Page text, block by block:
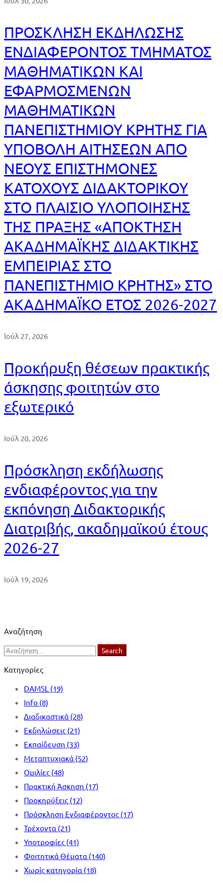
ΠΡΟΣΚΛΗΣΗ ΕΚΔΗΛΩΣΗΣ
ΕΝΔΙΑΦΕΡΟΝΤΟΣ ΤΜΗΜΑΤΟΣ
ΜΑΘΗΜΑΤΙΚΩΝ ΚΑΙ
ΕΦΑΡΜΟΣΜΕΝΩΝ
ΜΑΘΗΜΑΤΙΚΩΝ
ΠΑΝΕΠΙΣΤΗΜΙΟΥ ΚΡΗΤΗΣ ΓΙΑ
ΥΠΟΒΟΛΗ ΑΙΤΗΣΕΩΝ ΑΠΟ
ΝΕΟΥΣ ΕΠΙΣΤΗΜΟΝΕΣ
ΚΑΤΟΧΟΥΣ ΔΙΔΑΚΤΟΡΙΚΟΥ
ΣΤΟ ΠΛΑΙΣΙΟ ΥΛΟΠΟΙΗΣΗΣ
ΤΗΣ ΠΡΑΞΗΣ «ΑΠΟΚΤΗΣΗ
ΑΚΑΔΗΜΑΪΚΗΣ ΔΙΔΑΚΤΙΚΗΣ
ΕΜΠΕΙΡΙΑΣ ΣΤΟ
ΠΑΝΕΠΙΣΤΗΜΙΟ ΚΡΗΤΗΣ» ΣΤΟ
ΑΚΑΔΗΜΑΪΚΟ ΕΤΟΣ 2026-2027
Ιούλ 27, 2026
Προκήρυξη θέσεων πρακτικής
άσκησης φοιτητών στο
εξωτερικό
Ιούλ 20, 2026
Πρόσκληση εκδήλωσης
ενδιαφέροντος για την
εκπόνηση Διδακτορικής
Διατριβής, ακαδημαϊκού έτους
2026-27
Ιούλ 19, 2026
Αναζήτηση
Search
Search
Κατηγορίες
DAMSL (19)
Info (8)
Διαδικαστικά (28)
Εκδηλώσεις (21)
Εκπαίδευση (33)
Μεταπτυχιακά (52)
Ομιλίες (48)
Πρακτική Άσκηση (17)
Προκηρύξεις (12)
Πρόσκληση Ενδιαφέροντος (17)
Τρέχοντα (21)
Υποτροφίες (41)
Φοιτητικά Θέματα (140)
Χωρίς κατηγορία (18)